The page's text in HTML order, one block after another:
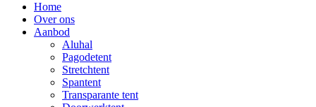
Home
Over ons
Aanbod
Aluhal
Pagodetent
Stretchtent
Spantent
Transparante tent